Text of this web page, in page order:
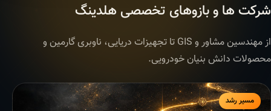
شرکت ها و بازوهای تخصصی هلدینگ
از مهندسین مشاور و GIS تا تجهیزات دریایی، ناوبری گارمین و
محصولات دانش بنیان خودرویی.
مسیر رشد